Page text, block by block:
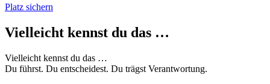
Platz sichern
Vielleicht kennst du das …
Vielleicht kennst du das …
Du führst. Du entscheidest. Du trägst Verantwortung.